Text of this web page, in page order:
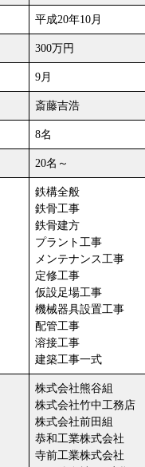
平成20年10月
300万円
9月
斎藤吉浩
8名
20名～
鉄構全般
鉄骨工事
鉄骨建方
プラント工事
メンテナンス工事
定修工事
仮設足場工事
機械器具設置工事
配管工事
溶接工事
建築工事一式
株式会社熊谷組
株式会社竹中工務店
株式会社前田組
恭和工業株式会社
寺前工業株式会社